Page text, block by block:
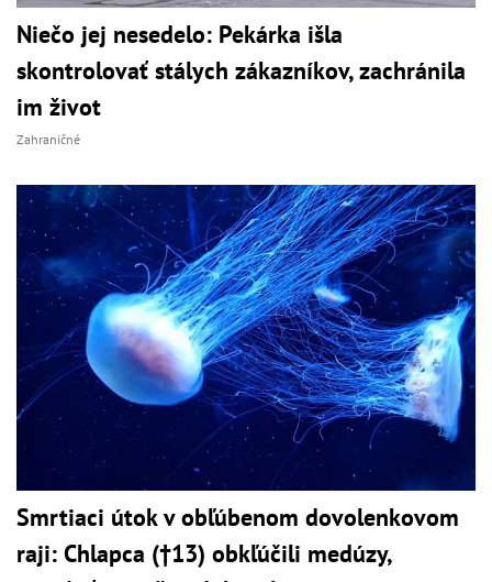
Niečo jej nesedelo: Pekárka išla
skontrolovať stálych zákazníkov, zachránila
im život
Zahraničné
Smrtiaci útok v obľúbenom dovolenkovom
raji: Chlapca (†13) obkľúčili medúzy,